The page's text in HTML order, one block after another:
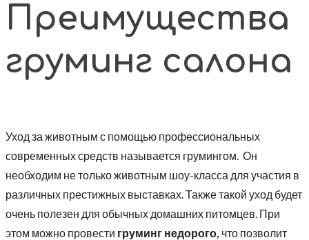
Преимущества
груминг салона
Уход за животным с помощью профессиональных
современных средств называется грумингом. Он
необходим не только животным шоу-класса для участия в
различных престижных выставках. Также такой уход будет
очень полезен для обычных домашних питомцев. При
этом можно провести груминг недорого, что позволит